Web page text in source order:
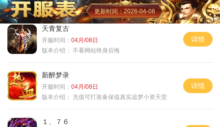
更新时间：2026-04-08
天青复古
开服时间： 04月/08日
版本介绍： 不看网站终身后悔
详情
新醉梦录
开服时间： 04月/08日
版本介绍：
充值可打装备保值真实追梦小资天堂
详情
１、７６